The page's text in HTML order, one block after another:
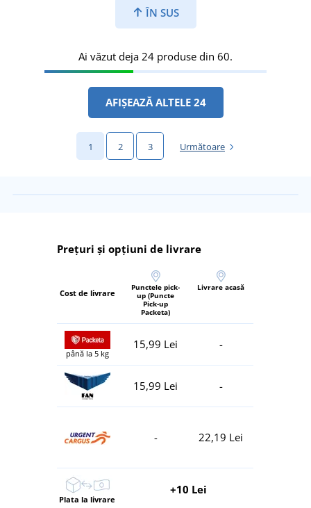
ÎN SUS
Ai văzut deja 24 produse din 60.
AFIȘEAZĂ ALTELE 24
1 2 3 Următoare
Prețuri și opțiuni de livrare
Cost de livrare
Punctele pick-
up (Puncte
Pick-up
Packeta)
Livrare acasă
până la 5 kg
15,99 Lei -
15,99 Lei -
- 22,19 Lei
Plata la livrare
+10 Lei